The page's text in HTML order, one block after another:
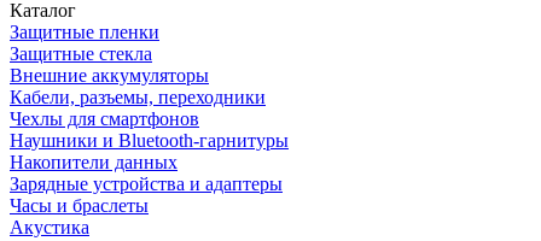
Каталог
Защитные пленки
Защитные стекла
Внешние аккумуляторы
Кабели, разъемы, переходники
Чехлы для смартфонов
Наушники и Bluetooth-гарнитуры
Накопители данных
Зарядные устройства и адаптеры
Часы и браслеты
Акустика